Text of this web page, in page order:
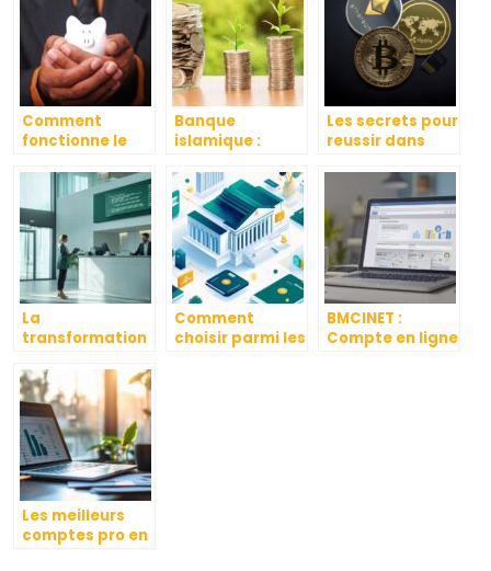
Comment
fonctionne le
crédit ? Quels
sont ses
avantages ?
Banque
islamique :
et produits
financiers
Les secrets pour
reussir dans
cryptomonnaies
: apprendre et
investir
judicieusement
La
transformation
services
bancaires :
zoom sur les
solutions du
Credit Agricole
Finistère
Comment
choisir parmi les
BMCINET :
Compte en ligne
Les meilleurs
comptes pro en